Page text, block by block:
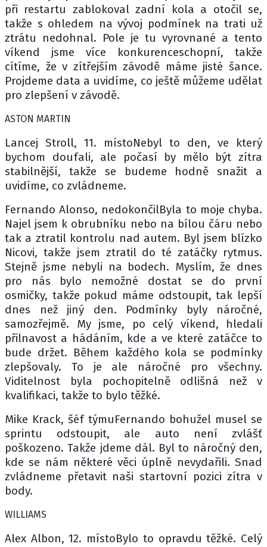
při restartu zablokoval zadní kola a otočil se,
takže s ohledem na vývoj podmínek na trati už
ztrátu nedohnal. Pole je tu vyrovnané a tento
víkend jsme více konkurenceschopní, takže
cítíme, že v zítřejším závodě máme jisté šance.
Projdeme data a uvidíme, co ještě můžeme udělat
pro zlepšení v závodě.
ASTON MARTIN
Lancej Stroll, 11. místoNebyl to den, ve který
bychom doufali, ale počasí by mělo být zítra
stabilnější, takže se budeme hodně snažit a
uvidíme, co zvládneme.
Fernando Alonso, nedokončilByla to moje chyba.
Najel jsem k obrubníku nebo na bílou čáru nebo
tak a ztratil kontrolu nad autem. Byl jsem blízko
Nicovi, takže jsem ztratil do té zatáčky rytmus.
Stejně jsme nebyli na bodech. Myslím, že dnes
pro nás bylo nemožné dostat se do první
osmičky, takže pokud máme odstoupit, tak lepší
dnes než jiný den. Podmínky byly náročné,
samozřejmě. My jsme, po celý víkend, hledali
přilnavost a hádáním, kde a ve které zatáčce to
bude držet. Během každého kola se podmínky
zlepšovaly. To je ale náročné pro všechny.
Viditelnost byla pochopitelně odlišná než v
kvalifikaci, takže to bylo těžké.
Mike Krack, šéf týmuFernando bohužel musel se
sprintu odstoupit, ale auto není zvlášť
poškozeno. Takže jdeme dál. Byl to náročný den,
kde se nám některé věci úplně nevydařili. Snad
zvládneme přetavit naši startovní pozici zítra v
body.
WILLIAMS
Alex Albon, 12. místoBylo to opravdu těžké. Celý